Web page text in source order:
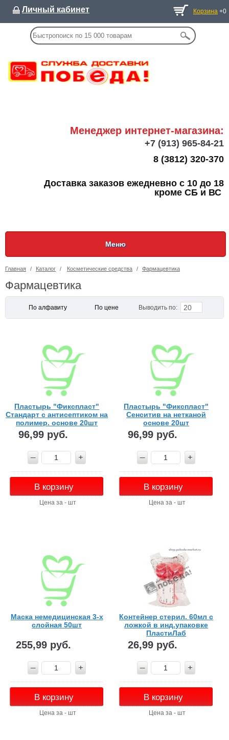
Личный кабинет Корзина +0
Менеджер интернет-магазина:
+7 (913) 965-84-21
8 (3812) 320-370
Доставка заказов ежедневно с 10 до 18
кроме СБ и ВС
Меню
Главная / Каталог / Косметические средства / Фармацевтика
Фармацевтика
По алфавиту По цене Выводить по: 20
Пластырь "Фикспласт"
Стандарт с антисептиком на
полимер. основе 20шт
96,99 руб.
В корзину
Цена за - шт
Пластырь "Фикспласт"
Сенситив на нетканой
основе 20шт
96,99 руб.
В корзину
Цена за - шт
Маска немедицинская 3-х
слойная 50шт
255,99 руб.
В корзину
Цена за - шт
Контейнер стерил. 60мл с
ложкой в инд.упаковке
ПластиЛаб
26,99 руб.
В корзину
Цена за - шт